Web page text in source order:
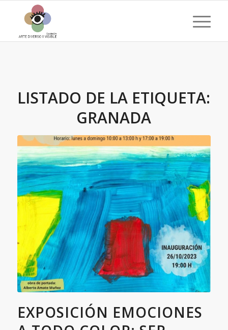
LISTADO DE LA ETIQUETA:
GRANADA
EXPOSICIÓN EMOCIONES